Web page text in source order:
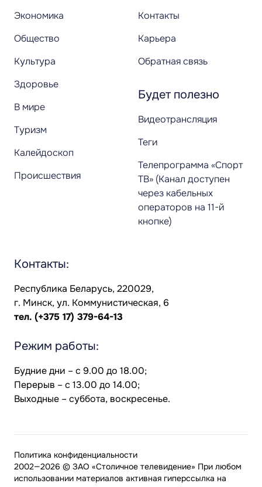
Экономика
Общество
Культура
Здоровье
В мире
Туризм
Калейдоскоп
Происшествия
Контакты
Карьера
Обратная связь
Будет полезно
Видеотрансляция
Теги
Телепрограмма «Спорт
ТВ» (Канал доступен
через кабельных
операторов на 11-й
кнопке)
Контакты:
Республика Беларусь, 220029,
г. Минск, ул. Коммунистическая, 6
тел. (+375 17) 379-64-13
Режим работы:
Будние дни – с 9.00 до 18.00;
Перерыв – с 13.00 до 14.00;
Выходные – суббота, воскресенье.
2002—2026 © ЗАО «Столичное телевидение» При любом
использовании материалов активная гиперссылка на
Политика конфиденциальности